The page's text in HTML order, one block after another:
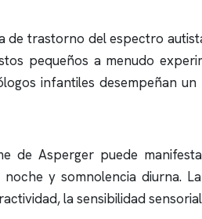
de trastorno del espectro
pequeños a menudo
infantiles desempeñan
de Asperger puede
y somnolencia diurna.
la sensibilidad